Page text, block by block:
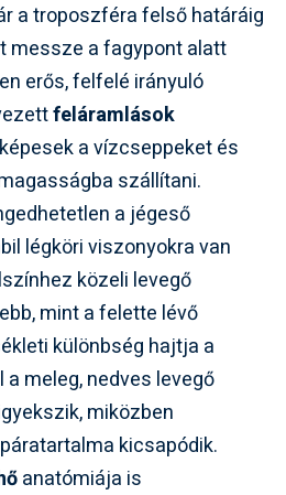
a troposzféra felső határáig
messze a fagypont alatt
erős, felfelé irányuló
feláramlások
a vízcseppeket és
szállítani.
a jégeső
légköri viszonyokra van
közeli levegő
mint a felette lévő
különbség hajtja a
meleg, nedves levegő
miközben
kicsapódik.
anatómiája is